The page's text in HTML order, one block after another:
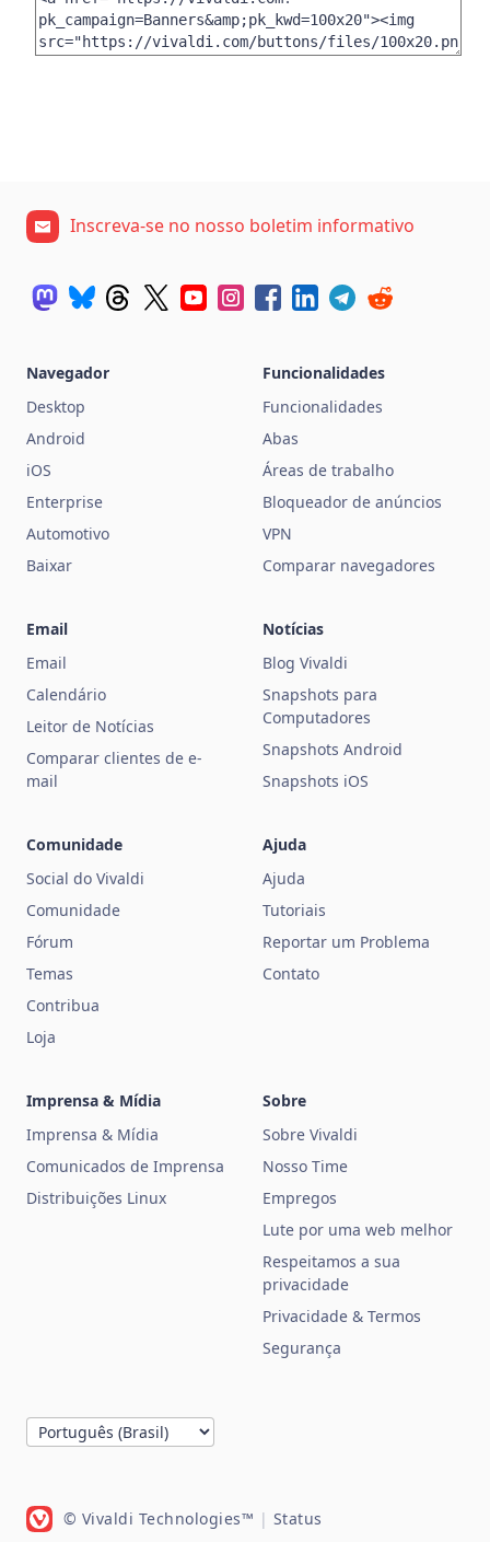
Inscreva-se no nosso boletim informativo
Navegador
Desktop
Android
iOS
Enterprise
Automotivo
Baixar
Funcionalidades
Funcionalidades
Abas
Áreas de trabalho
Bloqueador de anúncios
VPN
Comparar navegadores
Email
Email
Calendário
Leitor de Notícias
Comparar clientes de e-
mail
Notícias
Blog Vivaldi
Snapshots para
Computadores
Snapshots Android
Snapshots iOS
Comunidade
Social do Vivaldi
Comunidade
Fórum
Temas
Contribua
Loja
Ajuda
Ajuda
Tutoriais
Reportar um Problema
Contato
Imprensa & Mídia
Imprensa & Mídia
Comunicados de Imprensa
Distribuições Linux
Sobre
Sobre Vivaldi
Nosso Time
Empregos
Lute por uma web melhor
Respeitamos a sua
privacidade
Privacidade & Termos
Segurança
© Vivaldi Technologies™ | Status